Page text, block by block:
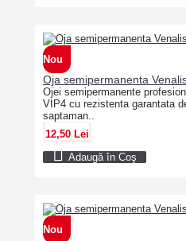
Nou
Oja semipermanenta
Ojei semipermanente
VIP4 cu rezistenta garantata
saptaman..
12,50 Lei
Adaugă în Coş
Nou